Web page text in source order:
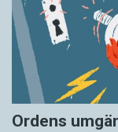
Ordens